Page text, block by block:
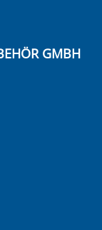
GMBH